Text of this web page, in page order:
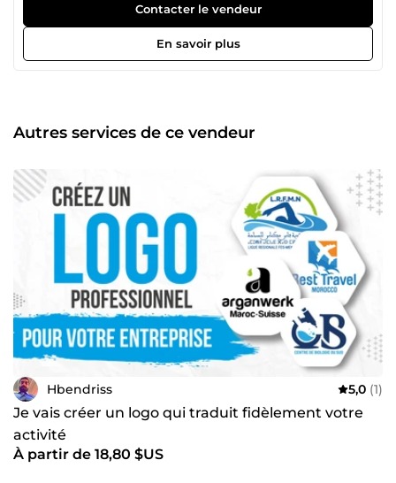
Contacter le vendeur
En savoir plus
Autres services de ce vendeur
Hbendriss 5,0 (1)
Je vais créer un logo qui traduit fidèlement votre
activité
À partir de 18,80 $US